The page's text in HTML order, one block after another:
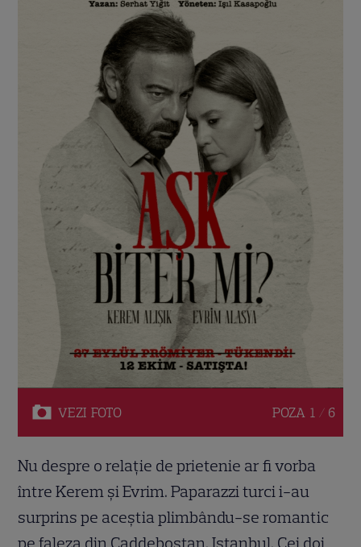
VEZI FOTO POZA 1 / 6
Nu despre o relație de prietenie ar fi vorba
între Kerem și Evrim. Paparazzi turci i-au
surprins pe aceștia plimbându-se romantic